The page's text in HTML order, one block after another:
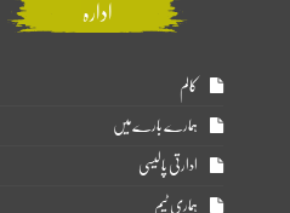
ادارہ
کالم
ہمارے بارے میں
ادارتی پالیسی
ہماری ٹیم